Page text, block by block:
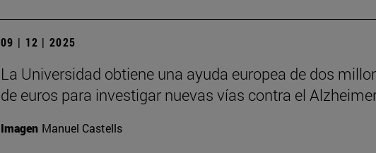
09 | 12 | 2025
La Universidad obtiene una ayuda europea de dos
de euros para investigar nuevas vías contra el
Imagen Manuel Castells